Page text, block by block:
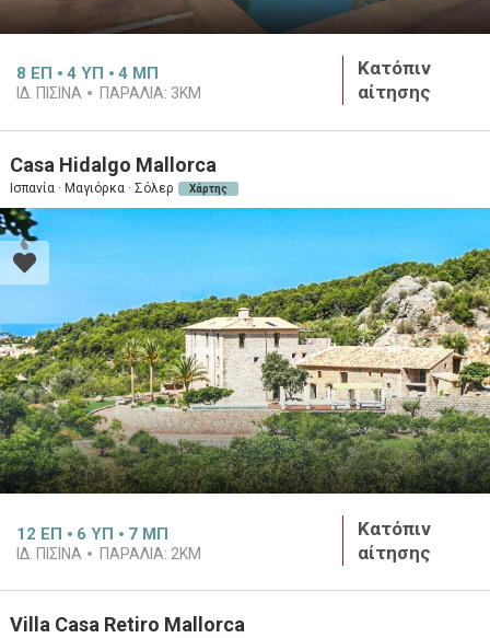
8 ΕΠ 4 ΥΠ 4 ΜΠ
ΙΔ. ΠΙΣΊΝΑ ΠΑΡΑΛΊΑ: 3KM
Κατόπιν
αίτησης
Casa Hidalgo Mallorca
Ισπανία · Μαγιόρκα · Σόλερ Χάρτης
12 ΕΠ 6 ΥΠ 7 ΜΠ
ΙΔ. ΠΙΣΊΝΑ ΠΑΡΑΛΊΑ: 2KM
Κατόπιν
αίτησης
Villa Casa Retiro Mallorca